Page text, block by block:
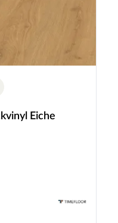
Eiche